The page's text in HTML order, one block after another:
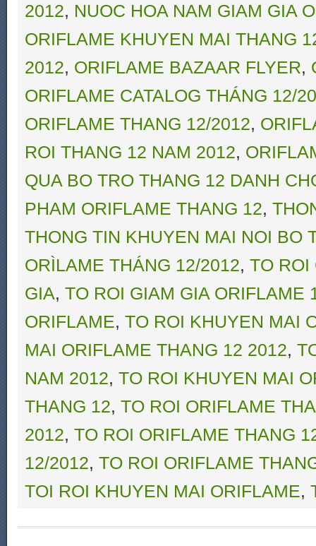
2012, NUOC HOA NAM GIAM GIA
ORIFLAME KHUYEN MAI THANG
2012, ORIFLAME BAZAAR FLYER,
ORIFLAME CATALOG THÁNG 12/
ORIFLAME THANG 12/2012,
ROI THANG 12 NAM 2012,
QUA BO TRO THANG 12 DANH
PHAM ORIFLAME THANG 12,
THONG TIN KHUYEN MAI NOI BO
ORÌLAME THÁNG 12/2012, TO ROI
GIA, TO ROI GIAM GIA ORIFLAME
ORIFLAME, TO ROI KHUYEN MAI
MAI ORIFLAME THANG 12 2012,
NAM 2012, TO ROI KHUYEN MAI
THANG 12, TO ROI ORIFLAME
2012, TO ROI ORIFLAME THANG
12/2012, TO ROI ORIFLAME
TOI ROI KHUYEN MAI ORIFLAME,